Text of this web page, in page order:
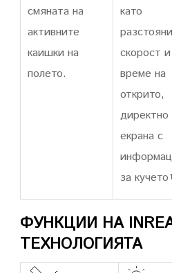
смяната на
активните
каишки на
полето.
като
скорост и
време на
открито,
директно
екрана с
за кучето1
ФУНКЦИИ НА
ТЕХНОЛОГИЯТА